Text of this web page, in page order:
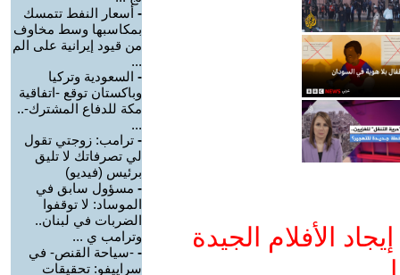
الأفلام الجيدة
- أسعار النفط تتمسك
بمكاسبها وسط مخاوف
من قيود إيرانية على الم
...
- السعودية وتركيا
وباكستان توقع -اتفاقية
مكة للدفاع المشترك-..
...
- ترامب: زوجتي تقول
لي تصرفاتك لا تليق
برئيس (فيديو)
- مسؤول سابق في
الموساد: لا توقفوا
الضربات في لبنان..
وترامب ي ...
- -سياحة القنص- في
سراييفو: تحقيقات